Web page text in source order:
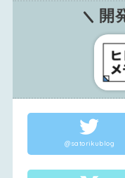
開
@satorikublog